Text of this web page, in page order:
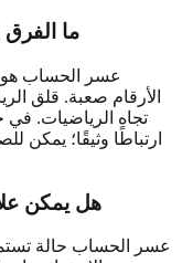
ما
عسر الحساب هو
الأرقام صعبة. قلق
تجاه الرياضيات. في
ارتباطًا وثيقًا؛ يمكن
هل يمكن
عسر الحساب حالة